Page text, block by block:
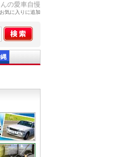
の愛車自慢
お気に入りに追加